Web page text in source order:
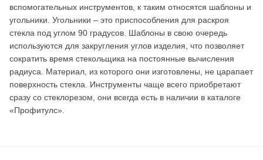
вспомогательных инструментов, к таким относятся шаблоны и
угольники. Угольники – это приспособления для раскроя
стекла под углом 90 градусов. Шаблоны в свою очередь
используются для закругления углов изделия, что позволяет
сократить время стекольщика на постоянные вычисления
радиуса. Материал, из которого они изготовлены, не царапает
поверхность стекла. Инструменты чаще всего приобретают
сразу со стеклорезом, они всегда есть в наличии в каталоге
«Профитулс».